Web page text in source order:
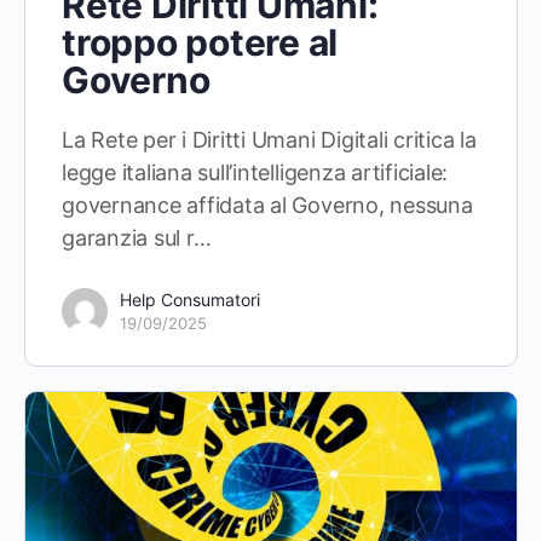
troppo potere al
Governo
La Rete per i Diritti Umani Digitali critica la
legge italiana sull’intelligenza artificiale:
governance affidata al Governo, nessuna
garanzia sul r…
Help Consumatori
19/09/2025